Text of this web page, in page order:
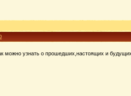
можно узнать о прошедших,настоящих и